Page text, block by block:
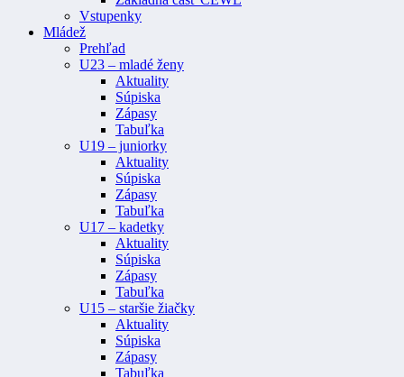
Vstupenky
Mládež
Prehľad
U23 – mladé ženy
Aktuality
Súpiska
Zápasy
Tabuľka
U19 – juniorky
Aktuality
Súpiska
Zápasy
Tabuľka
U17 – kadetky
Aktuality
Súpiska
Zápasy
Tabuľka
U15 – staršie žiačky
Aktuality
Súpiska
Zápasy
Tabuľka